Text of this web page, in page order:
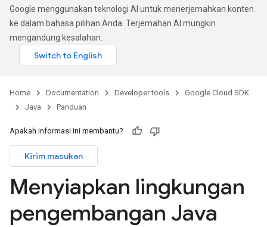
Google menggunakan teknologi AI untuk menerjemahkan konten
ke dalam bahasa pilihan Anda. Terjemahan AI mungkin
mengandung kesalahan.
Home Documentation Developer tools
Google Cloud SDK
Java
Panduan
Apakah informasi ini membantu?
Kirim masukan
Menyiapkan lingkungan
pengembangan Java